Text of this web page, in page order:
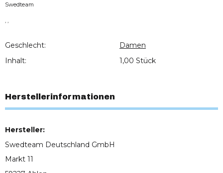
Swedteam
Geschlecht:
Damen
Inhalt:
1,00 Stück
Herstellerinformationen
Hersteller:
Swedteam Deutschland GmbH
Markt 11